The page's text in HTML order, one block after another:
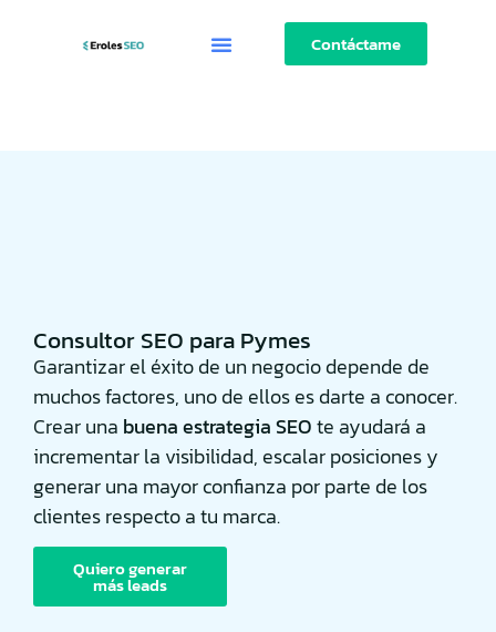
Contáctame
Consultor SEO para Pymes
Garantizar el éxito de un negocio depende de
muchos factores, uno de ellos es darte a conocer.
Crear una buena estrategia SEOte ayudará a
incrementar la visibilidad, escalar posiciones y
generar una mayor confianza por parte de los
clientes respecto a tu marca.
Quiero generar
más leads